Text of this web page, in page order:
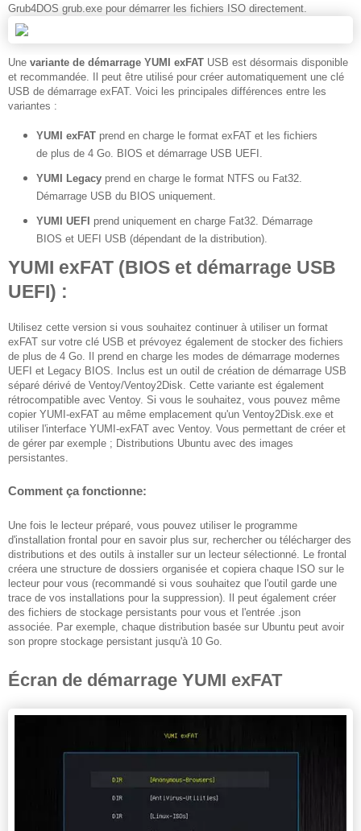
Grub4DOS grub.exe pour démarrer les fichiers ISO directement.
Une variante de démarrage YUMI exFAT USB est désormais disponible
et recommandée. Il peut être utilisé pour créer automatiquement une clé
USB de démarrage exFAT. Voici les principales différences entre les
variantes :
YUMI exFAT prend en charge le format exFAT et les fichiers
de plus de 4 Go. BIOS et démarrage USB UEFI.
YUMI Legacy prend en charge le format NTFS ou Fat32.
Démarrage USB du BIOS uniquement.
YUMI UEFI prend uniquement en charge Fat32. Démarrage
BIOS et UEFI USB (dépendant de la distribution).
YUMI exFAT (BIOS et démarrage USB
UEFI) :
Utilisez cette version si vous souhaitez continuer à utiliser un format
exFAT sur votre clé USB et prévoyez également de stocker des fichiers
de plus de 4 Go.
Il prend en charge les modes de démarrage modernes
UEFI et Legacy BIOS.
Inclus est un outil de création de démarrage USB
séparé dérivé de Ventoy/Ventoy2Disk. Cette variante est également
rétrocompatible avec Ventoy. Si vous le souhaitez, vous pouvez même
copier YUMI-exFAT au même emplacement qu'un Ventoy2Disk.exe et
utiliser l'interface YUMI-exFAT avec Ventoy. Vous permettant de créer et
de gérer par exemple ; Distributions Ubuntu avec des images
persistantes.
Comment ça fonctionne:
Une fois le lecteur préparé, vous pouvez utiliser le programme
d'installation frontal pour en savoir plus sur, rechercher ou télécharger des
distributions et des outils à installer sur un lecteur sélectionné. Le frontal
créera une structure de dossiers organisée et copiera chaque ISO sur le
lecteur pour vous (recommandé si vous souhaitez que l'outil garde une
trace de vos installations pour la suppression).
Il peut également créer
des fichiers de stockage persistants pour vous et l'entrée .json
associée. Par exemple, chaque distribution basée sur Ubuntu peut avoir
son propre stockage persistant jusqu'à 10 Go.
Écran de démarrage YUMI exFAT